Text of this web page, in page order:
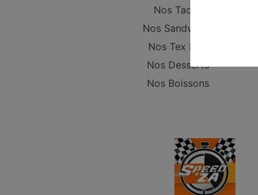
Nos Tacos
Nos Sandwichs
Nos Tex Mex
Nos Desserts
Nos Boissons